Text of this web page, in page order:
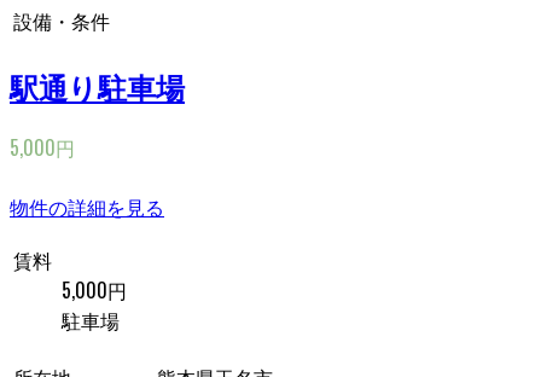
設備・条件
駅通り駐車場
5,000円
物件の詳細を見る
賃料
5,000円
駐車場